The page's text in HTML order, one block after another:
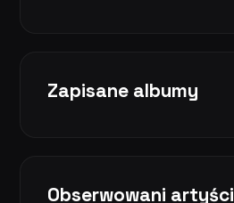
Zapisane albumy
Obserwowani artyści